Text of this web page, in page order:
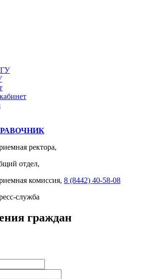
ректора,
отдел,
комиссия, 8 (8442) 40-58-08
служба
граждан